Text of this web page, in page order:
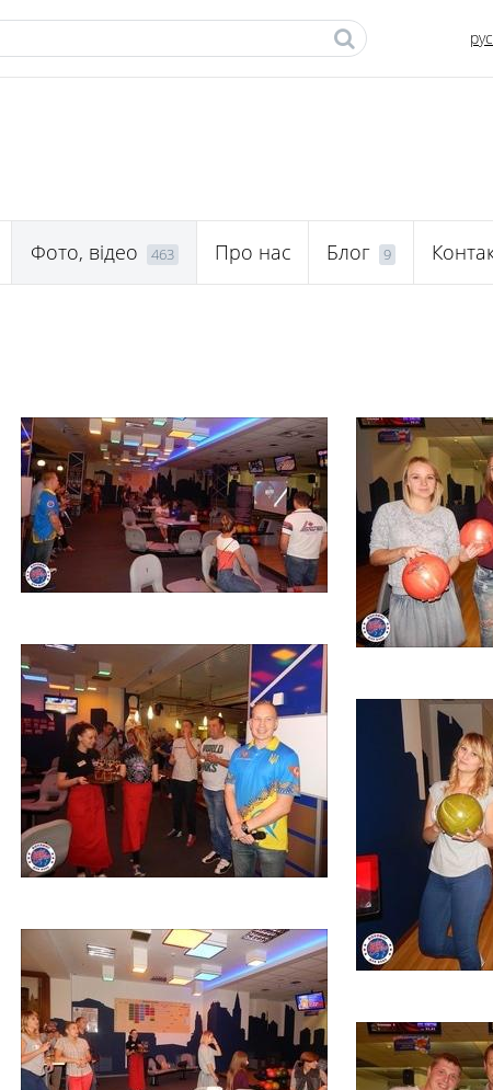
рус
Фото, відео 463 Про нас Блог 9